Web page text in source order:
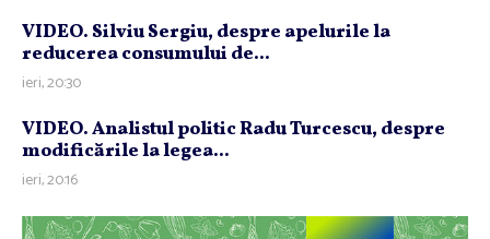
VIDEO. Silviu Sergiu, despre apelurile la
reducerea consumului de...
ieri, 20:30
VIDEO. Analistul politic Radu Turcescu, despre
modificările la legea...
ieri, 20:16